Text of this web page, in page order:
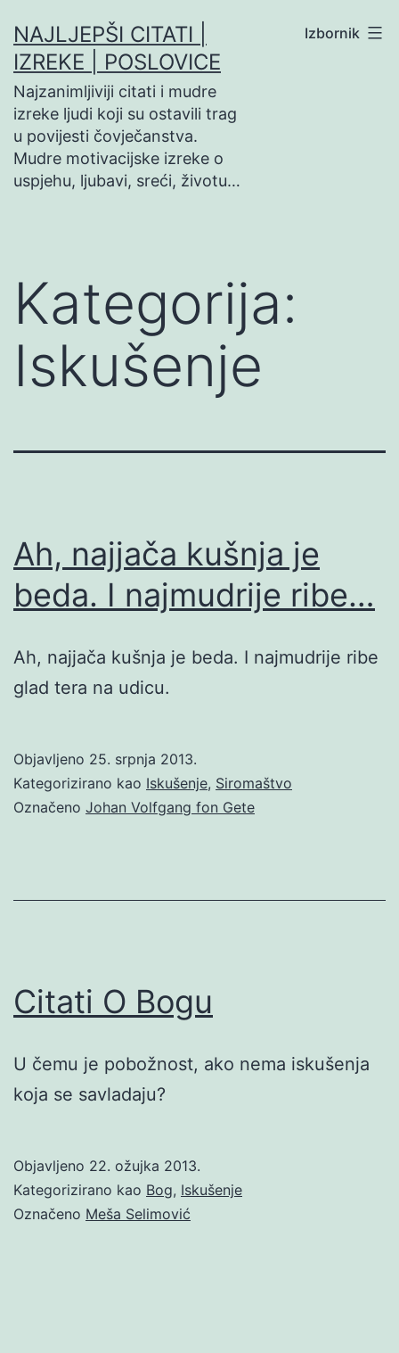
na
sadržaj
NAJLJEPŠI CITATI |
IZREKE | POSLOVICE
Najzanimljiviji citati i mudre
izreke ljudi koji su ostavili trag
u povijesti čovječanstva.
Mudre motivacijske izreke o
uspjehu, ljubavi, sreći, životu…
Izbornik
Kategorija:
Iskušenje
Ah, najjača kušnja je
beda. I najmudrije ribe…
Ah, najjača kušnja je beda. I najmudrije ribe
glad tera na udicu.
Objavljeno 25. srpnja 2013.
Kategorizirano kao Iskušenje, Siromaštvo
Označeno Johan Volfgang fon Gete
Citati O Bogu
U čemu je pobožnost, ako nema iskušenja
koja se savladaju?
Objavljeno 22. ožujka 2013.
Kategorizirano kao Bog, Iskušenje
Označeno Meša Selimović